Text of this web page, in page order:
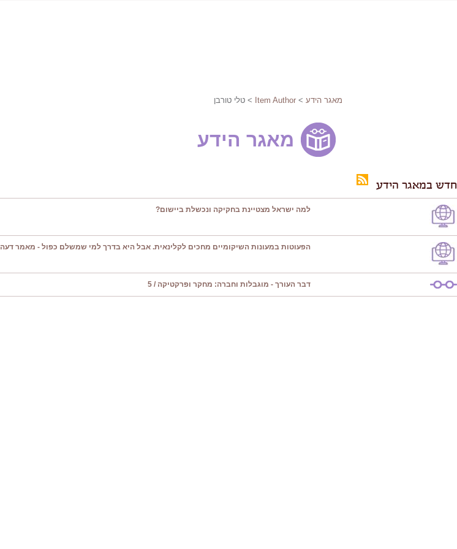
מאגר הידע >
Item Author > טלי טורבן
מאגר הידע
חדש במאגר הידע
למה ישראל מצטיינת בחקיקה ונכשלת ביישום?
הפעוטות במעונות השיקומיים מחכים לקלינאית. אבל היא בדרך למי שמשלם כפול - מאמר דעה
דבר העורך - מוגבלות וחברה: מחקר ופרקטיקה / 5